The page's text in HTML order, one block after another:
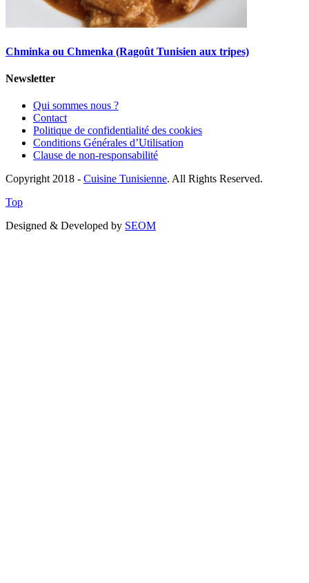
Chminka ou Chmenka (Ragoût Tunisien aux tripes)
Newsletter
Qui sommes nous ?
Contact
Politique de confidentialité des cookies
Conditions Générales d’Utilisation
Clause de non-responsabilité
Copyright 2018 - Cuisine Tunisienne. All Rights Reserved.
Top
Designed & Developed by SEOM